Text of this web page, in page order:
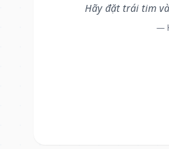
Hãy đặt trái tim
—